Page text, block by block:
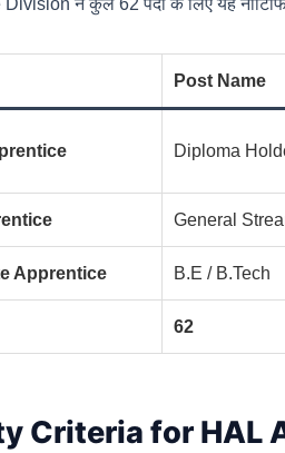
Post Name
Diploma
General
Apprentice B.E / B.Tech
62
Criteria for HAL